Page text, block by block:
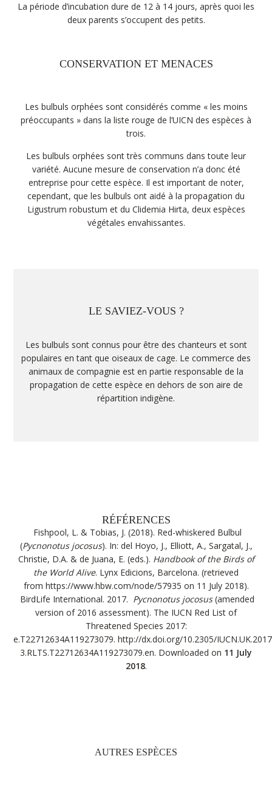
La période d’incubation dure de 12 à 14 jours, après quoi les
deux parents s’occupent des petits.
CONSERVATION ET MENACES
Les bulbuls orphées sont considérés comme « les moins
préoccupants » dans la liste rouge de l’UICN des espèces à
trois.
Les bulbuls orphées sont très communs dans toute leur
variété. Aucune mesure de conservation n’a donc été
entreprise pour cette espèce. Il est important de noter,
cependant, que les bulbuls ont aidé à la propagation du
Ligustrum robustum et du Clidemia Hirta, deux espèces
végétales envahissantes.
LE SAVIEZ-VOUS ?
Les bulbuls sont connus pour être des chanteurs et sont
populaires en tant que oiseaux de cage. Le commerce des
animaux de compagnie est en partie responsable de la
propagation de cette espèce en dehors de son aire de
répartition indigène.
RÉFÉRENCES
Fishpool, L. & Tobias, J. (2018). Red-whiskered Bulbul
(Pycnonotus jocosus). In: del Hoyo, J., Elliott, A., Sargatal, J.,
Christie, D.A. & de Juana, E. (eds.). Handbook of the Birds of
the World Alive. Lynx Edicions, Barcelona. (retrieved
from https://www.hbw.com/node/57935 on 11 July 2018).
BirdLife International. 2017. Pycnonotus jocosus(amended
version of 2016 assessment). The IUCN Red List of
Threatened Species 2017:
e.T22712634A119273079.http://dx.doi.org/10.2305/
3.RLTS.T22712634A119273079.en. Downloaded on 11 July
2018.
AUTRES ESPÈCES